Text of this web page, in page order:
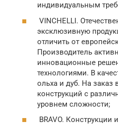
индивидуальным
VINCHELLI.
эксклюзивную
отличить от
Производитель
инновационные
технологиями. В
ольха и дуб. На
конструкций с
уровнем сложности;
BRAVO. Конструкции